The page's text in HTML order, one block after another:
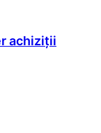
achiziții